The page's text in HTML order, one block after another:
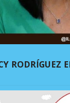
RODRÍGUEZ